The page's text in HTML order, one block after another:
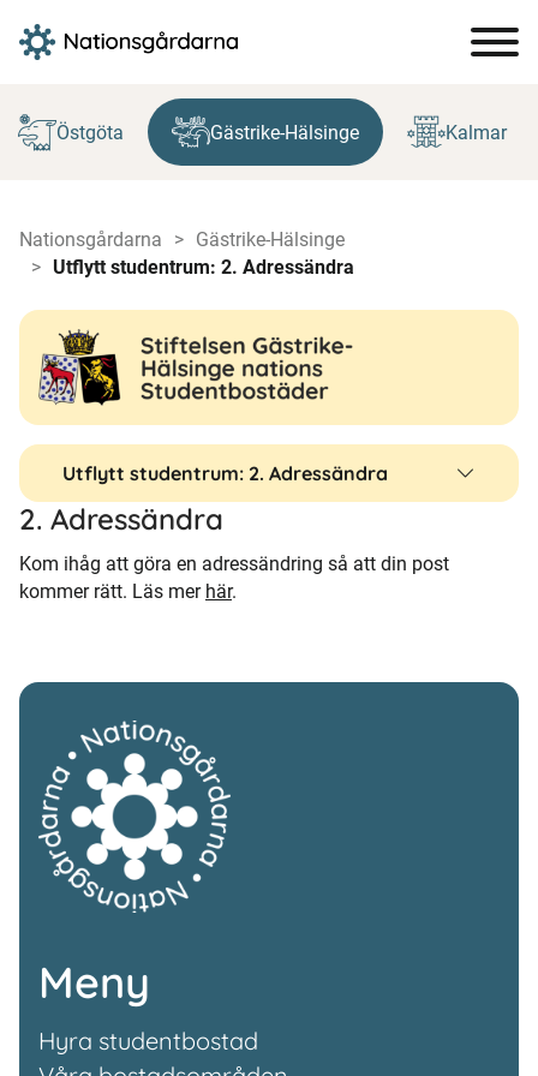
innehåll
Östgöta Gästrike-Hälsinge Kalmar
Nationsgårdarna
Gästrike-Hälsinge
Utflytt studentrum: 2. Adressändra
Utflytt studentrum: 2. Adressändra
2. Adressändra
Kom ihåg att göra en adressändring så att din post
kommer rätt. Läs mer här.
Meny
Hyra studentbostad